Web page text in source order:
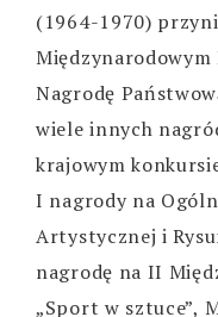
(1964-1970)
Nagrodę
wiele innych
krajowym
I nagrody na
Artystycznej i
nagrodę na II
„Sport w sztuce”,